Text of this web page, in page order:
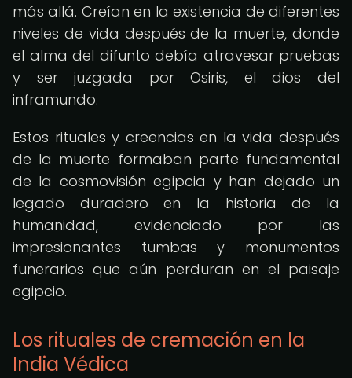
más allá. Creían en la existencia de diferentes
niveles de vida después de la muerte, donde
el alma del difunto debía atravesar pruebas
y ser juzgada por Osiris, el dios del
inframundo.
Estos rituales y creencias en la vida después
de la muerte formaban parte fundamental
de la cosmovisión egipcia y han dejado un
legado duradero en la historia de la
humanidad, evidenciado por las
impresionantes tumbas y monumentos
funerarios que aún perduran en el paisaje
egipcio.
Los rituales de cremación en la
India Védica